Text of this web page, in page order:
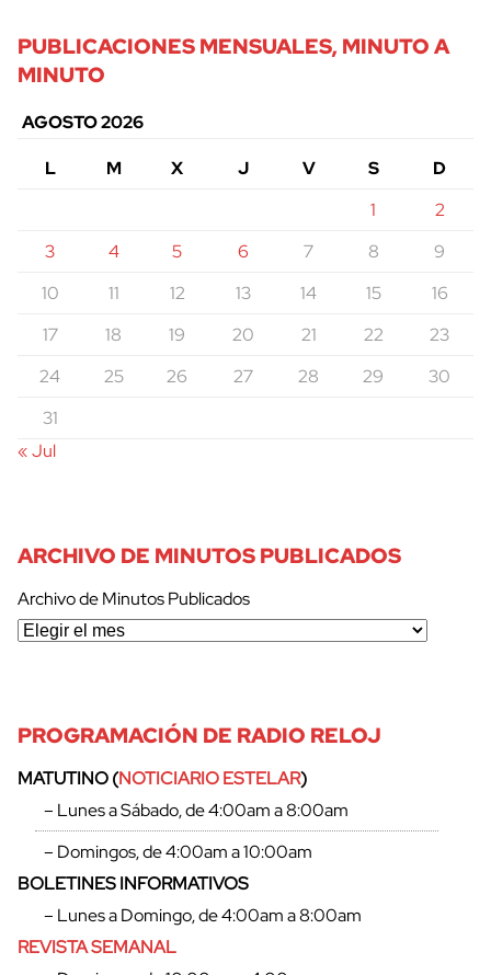
PUBLICACIONES MENSUALES, MINUTO A
MINUTO
AGOSTO 2026
L
M X J V S
D
1
2
3
4 5 6 7 8
9
10
11 12 13 14 15
16
17
18 19 20 21 22
23
24
25 26 27 28 29
30
31
« Jul
ARCHIVO DE MINUTOS PUBLICADOS
Archivo de Minutos Publicados
PROGRAMACIÓN DE RADIO RELOJ
MATUTINO (NOTICIARIO ESTELAR)
– Lunes a Sábado, de 4:00am a 8:00am
– Domingos, de 4:00am a 10:00am
BOLETINES INFORMATIVOS
– Lunes a Domingo, de 4:00am a 8:00am
REVISTA SEMANAL